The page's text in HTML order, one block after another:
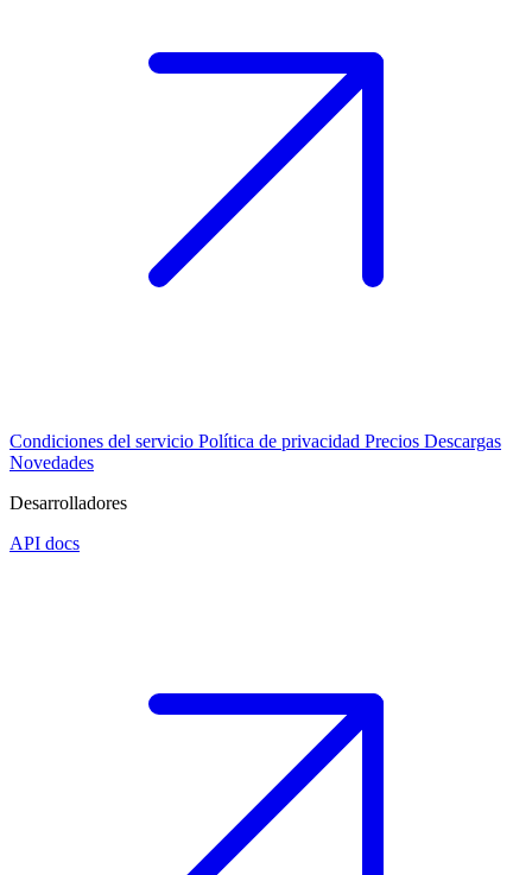
Condiciones del servicio Política de privacidad Precios Descargas
Novedades
Desarrolladores
API docs